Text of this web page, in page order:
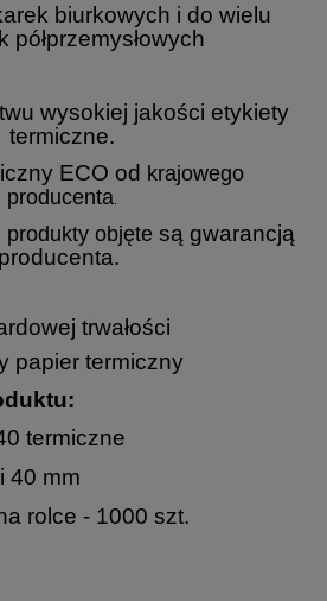
biurkowych i do wielu
półprzemysłowych
wysokiej jakości etykiety
termiczne.
ECO od krajowego
producenta
produkty objęte są gwarancją
producenta.
trwałości
papier termiczny
termiczne
40 mm
rolce - 1000 szt.